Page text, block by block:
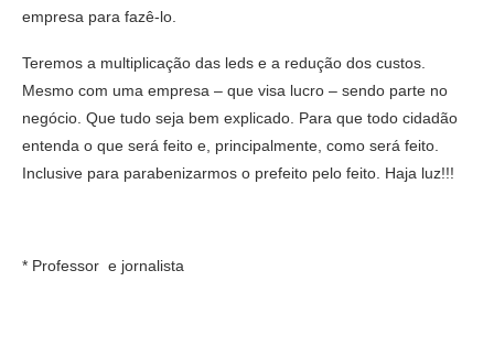
empresa para fazê-lo.
Teremos a multiplicação das leds e a redução dos custos.
Mesmo com uma empresa – que visa lucro – sendo parte no
negócio. Que tudo seja bem explicado. Para que todo cidadão
entenda o que será feito e, principalmente, como será feito.
Inclusive para parabenizarmos o prefeito pelo feito. Haja luz!!!
* Professor e jornalista